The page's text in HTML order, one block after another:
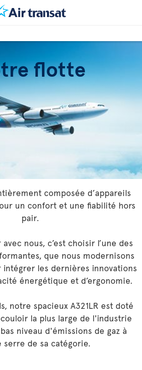
flotte
composée d’appareils
un confort et une fiabilité hors
pair.
nous, c’est choisir l’une des
que nous modernisons
les dernières innovations
énergétique et d’ergonomie.
notre spacieux A321LR est doté
la plus large de l'industrie
niveau d'émissions de gaz à
serre de sa catégorie.